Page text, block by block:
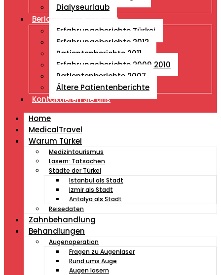
Dialyseurlaub
Berichte von Patienten
Erfahrungsberichte Türkei
Erfahrungsberichte 2012
Patientenberichte 2011
Erfahrungsberichte 2009 2010
Patientenberichte 2007
Ältere Patientenberichte
Kontaktieren Sie uns
Home
MedicalTravel
Warum Türkei
Medizintourismus
Lasern: Tatsachen
Städte der Türkei
Istanbul als Stadt
Izmir als Stadt
Antalya als Stadt
Reisedaten
Zahnbehandlung
Behandlungen
Augenoperation
Fragen zu Augenlaser
Rund ums Auge
Augen lasern